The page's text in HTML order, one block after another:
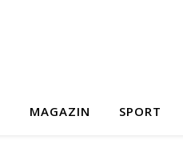
MAGAZIN SPORT